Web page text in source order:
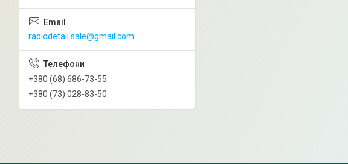
radiodetali.sale@gmail.com
+380 (68) 686-73-55
+380 (73) 028-83-50